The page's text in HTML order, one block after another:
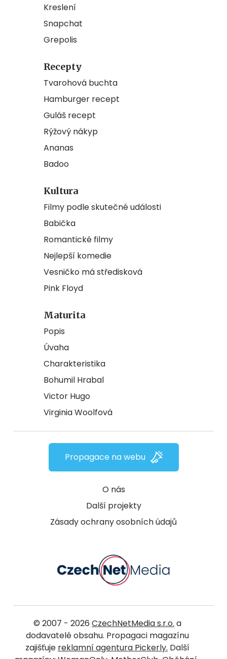
Kreslení
Snapchat
Grepolis
Recepty
Tvarohová buchta
Hamburger recept
Guláš recept
Rýžový nákyp
Ananas
Badoo
Kultura
Filmy podle skutečné události
Babička
Romantické filmy
Nejlepší komedie
Vesničko má středisková
Pink Floyd
Maturita
Popis
Úvaha
Charakteristika
Bohumil Hrabal
Victor Hugo
Virginia Woolfová
O nás
Další projekty
Zásady ochrany osobních údajů
Propagace na webu
© 2007 - 2026 CzechNetMedia s.r.o. a
dodavatelé obsahu. Propagaci magazínu
zajišťuje reklamní agentura Pickerly. Další